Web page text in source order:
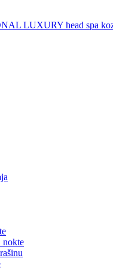
LUXURY head spa
nokte